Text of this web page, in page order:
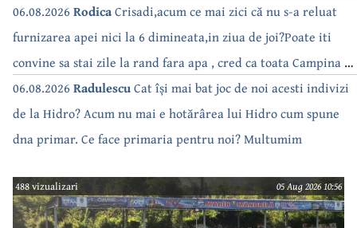
06.08.2026 RodicaCrisadi,acum ce mai zici că nu s-a reluat
furnizarea apei nici la 6 dimineata,in ziua de joi?Poate iti
convine sa stai zile la rand fara apa , cred ca toata Campina s-
a săturat de cate ori se tot oprește apa!!
06.08.2026 RadulescuCat își mai bat joc de noi acesti indivizi
de la Hidro? Acum nu mai e hotărârea lui Hidro cum spune
dna primar. Ce face primaria pentru noi? Multumim
488 vizualizari 05 Aug 2026 10:56